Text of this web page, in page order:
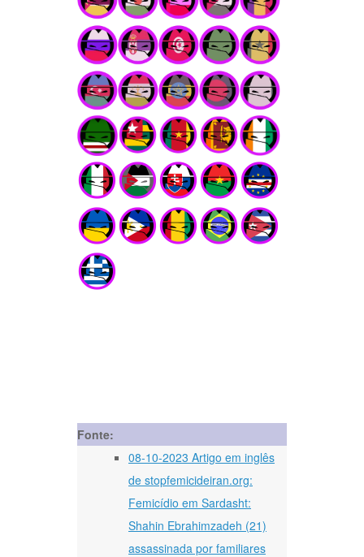
Fonte:
08-10-2023 Artigo em inglês
de stopfemicideiran.org:
Femicídio em Sardasht:
Shahin Ebrahimzadeh (21)
assassinada por familiares